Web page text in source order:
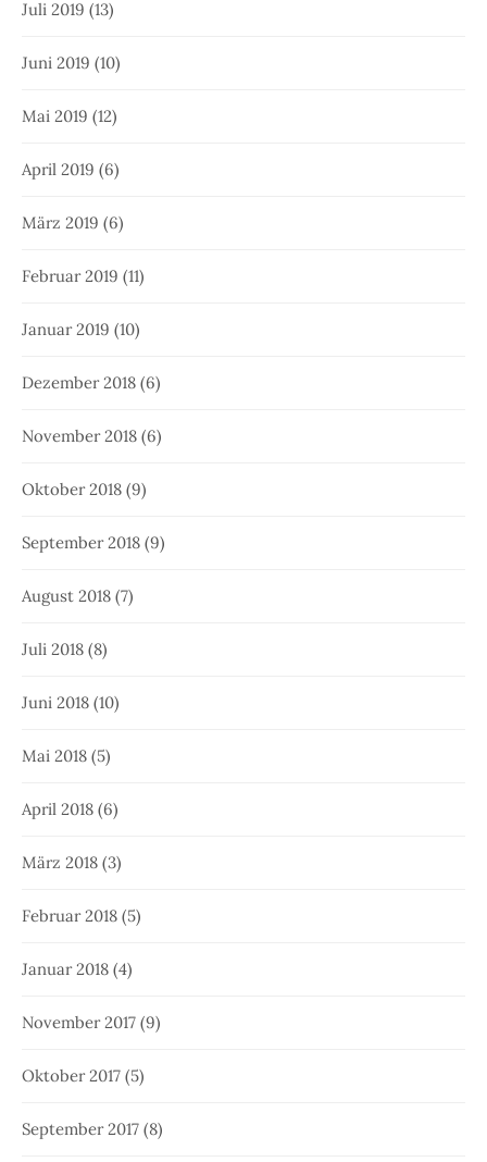
Juli 2019 (13)
Juni 2019 (10)
Mai 2019 (12)
April 2019 (6)
März 2019 (6)
Februar 2019 (11)
Januar 2019 (10)
Dezember 2018 (6)
November 2018 (6)
Oktober 2018 (9)
September 2018 (9)
August 2018 (7)
Juli 2018 (8)
Juni 2018 (10)
Mai 2018 (5)
April 2018 (6)
März 2018 (3)
Februar 2018 (5)
Januar 2018 (4)
November 2017 (9)
Oktober 2017 (5)
September 2017 (8)